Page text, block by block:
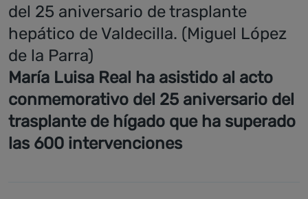
del 25 aniversario de trasplante
hepático de Valdecilla. (Miguel López
de la Parra)
María Luisa Real ha asistido al acto
conmemorativo del 25 aniversario del
trasplante de hígado que ha superado
las 600 intervenciones